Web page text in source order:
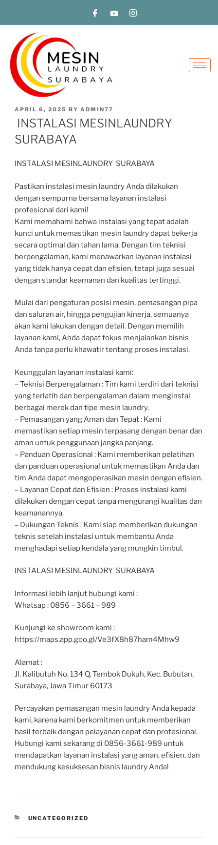
APRIL 6, 2025 BY ADMIN77
INSTALASI MESINLAUNDRY
SURABAYA
INSTALASI MESINLAUNDRY SURABAYA
Pastikan instalasi mesin laundry Anda dilakukan
dengan sempurna bersama layanan instalasi
profesional dari kami!
Kami memahami bahwa instalasi yang tepat adalah
kunci untuk memastikan mesin laundry dapat bekerja
secara optimal dan tahan lama. Dengan tim teknisi
berpengalaman, kami menawarkan layanan instalasi
yang tidak hanya cepat dan efisien, tetapi juga sesuai
dengan standar keamanan dan kualitas tertinggi.
Mulai dari pengaturan posisi mesin, pemasangan pipa
dan saluran air, hingga pengujian kinerja, semuanya
akan kami lakukan dengan detail. Dengan memilih
layanan kami, Anda dapat fokus menjalankan bisnis
Anda tanpa perlu khawatir tentang proses instalasi.
Keunggulan layanan instalasi kami:
– Teknisi Berpengalaman : Tim kami terdiri dari teknisi
yang terlatih dan berpengalaman dalam menginstal
berbagai merek dan tipe mesin laundry.
– Pemasangan yang Aman dan Tepat : Kami
memastikan setiap mesin terpasang dengan benar dan
aman untuk penggunaan jangka panjang.
– Panduan Operasional : Kami memberikan pelatihan
dan panduan operasional untuk memastikan Anda dan
tim Anda dapat mengoperasikan mesin dengan efisien.
– Layanan Cepat dan Efisien : Proses instalasi kami
dilakukan dengan cepat tanpa mengurangi kualitas dan
keamanannya.
– Dukungan Teknis : Kami siap memberikan dukungan
teknis setelah instalasi untuk membantu Anda
menghadapi setiap kendala yang mungkin timbul.
INSTALASI MESINLAUNDRY SURABAYA
Informasi lebih lanjut hubungi kami :
Whatsap : 0856 – 3661 – 989
Kunjungi ke showroom kami :
https://maps.app.goo.gl/Ve3fX8h87ham4Mhw9
Alamat :
Jl. Kalibutuh No. 134 Q, Tembok Dukuh, Kec. Bubutan,
Surabaya, Jawa Timur 60173
Percayakan pemasangan mesin laundry Anda kepada
kami, karena kami berkomitmen untuk memberikan
hasil terbaik dengan pelayanan cepat dan profesional.
Hubungi kami sekarang di 0856-3661-989 untuk
mendapatkan layanan instalasi yang aman, efisien, dan
mendukung kesuksesan bisnis laundry Anda!
UNCATEGORIZED